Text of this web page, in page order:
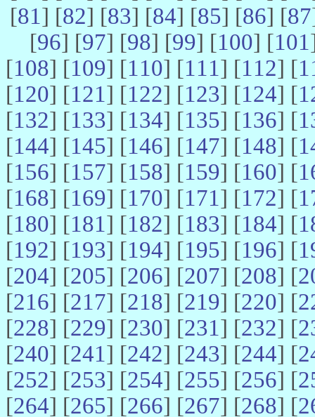
[81] [82] [83] [84] [85] [86] [87
[96] [97] [98] [99] [100] [101
[108] [109] [110] [111] [112] [
[120] [121] [122] [123] [124] [
[132] [133] [134] [135] [136] [
[144] [145] [146] [147] [148] [
[156] [157] [158] [159] [160] [
[168] [169] [170] [171] [172] [
[180] [181] [182] [183] [184] [
[192] [193] [194] [195] [196] [
[204] [205] [206] [207] [208] [
[216] [217] [218] [219] [220] [
[228] [229] [230] [231] [232] [
[240] [241] [242] [243] [244] [
[252] [253] [254] [255] [256] [
[264] [265] [266] [267] [268] [